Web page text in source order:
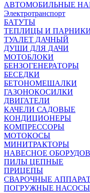
АВТОМОБИЛЬНЫЕ
Электротранспорт
БАТУТЫ
ТЕПЛИЦЫ И
ТУАЛЕТ ДАЧНЫЙ
ДУШИ ДЛЯ ДАЧИ
МОТОБЛОКИ
БЕНЗОГЕНЕРАТОРЫ
БЕСЕДКИ
БЕТОНОМЕШАЛКИ
ГАЗОНОКОСИЛКИ
ДВИГАТЕЛИ
КАЧЕЛИ САДОВЫЕ
КОНДИЦИОНЕРЫ
КОМПРЕССОРЫ
МОТОКОСЫ
МИНИТРАКТОРЫ
НАВЕСНОЕ
ПИЛЫ ЦЕПНЫЕ
ПРИЦЕПЫ
СВАРОЧНЫЕ
ПОГРУЖНЫЕ НАСОСЫ